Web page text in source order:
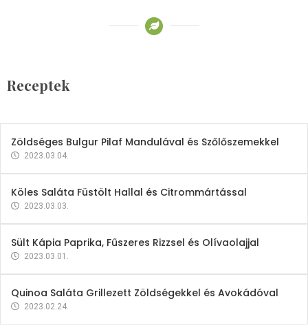
Receptek
2023.03.06.
Zöldséges Bulgur Pilaf Mandulával és Szőlőszemekkel
2023.03.04.
Köles Saláta Füstölt Hallal és Citrommártással
2023.03.03.
Sült Kápia Paprika, Fűszeres Rizzsel és Olívaolajjal
2023.03.01.
Quinoa Saláta Grillezett Zöldségekkel és Avokádóval
2023.02.24.
Gyógynövények